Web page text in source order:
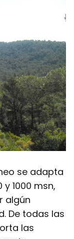
se adapta
1000 msn,
algún
De todas las
las